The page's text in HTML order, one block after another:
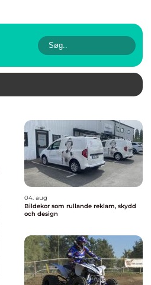
04. aug
Bildekor som rullande reklam, skydd
och design